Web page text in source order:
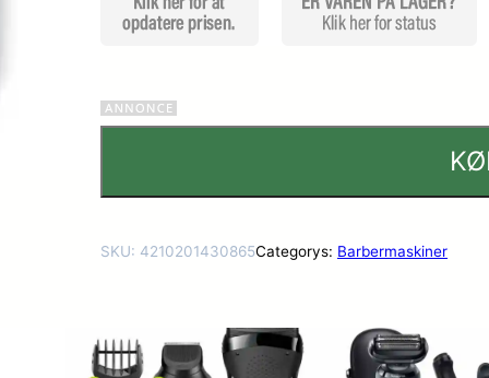
SKU: 4210201430865Categorys: Barbermaskiner